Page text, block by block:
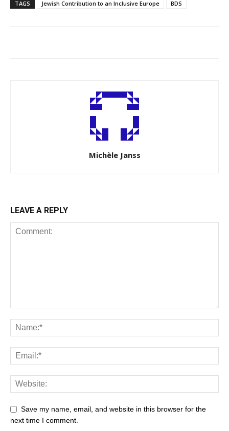
TAGS Jewish Contribution to an Inclusive Europe BDS
Michèle Janss
LEAVE A REPLY
Save my name, email, and website in this browser for the
next time I comment.